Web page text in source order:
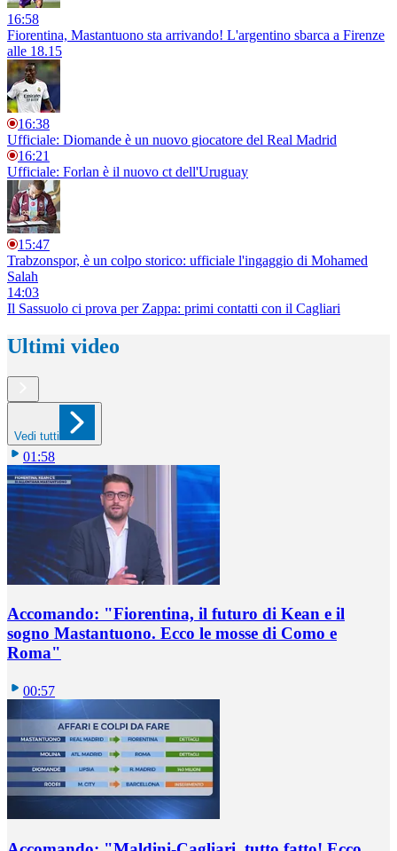
16:58
Fiorentina, Mastantuono sta arrivando! L'argentino sbarca a Firenze
alle 18.15
16:38
Ufficiale: Diomande è un nuovo giocatore del Real Madrid
16:21
Ufficiale: Forlan è il nuovo ct dell'Uruguay
15:47
Trabzonspor, è un colpo storico: ufficiale l'ingaggio di Mohamed
Salah
14:03
Il Sassuolo ci prova per Zappa: primi contatti con il Cagliari
Ultimi video
Vedi tutti
01:58
Accomando: "Fiorentina, il futuro di Kean e il
sogno Mastantuono. Ecco le mosse di Como e
Roma"
00:57